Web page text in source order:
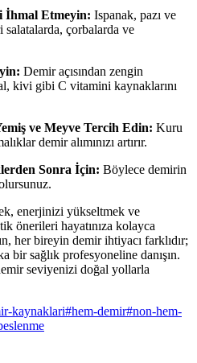
İhmal Etmeyin: Ispanak, pazı ve
salatalarda, çorbalarda ve
Demir açısından zengin
kivi gibi C vitamini kaynaklarını
ve Meyve Tercih Edin: Kuru
demir alımınızı artırır.
Sonra İçin: Böylece demirin
enerjinizi yükseltmek ve
önerileri hayatınıza kolayca
her bireyin demir ihtiyacı farklıdır;
bir sağlık profesyoneline danışın.
seviyenizi doğal yollarla
kaynaklari#hem-demir#non-hem-